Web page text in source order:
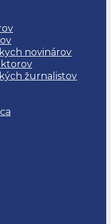
novinárov
žurnalistov